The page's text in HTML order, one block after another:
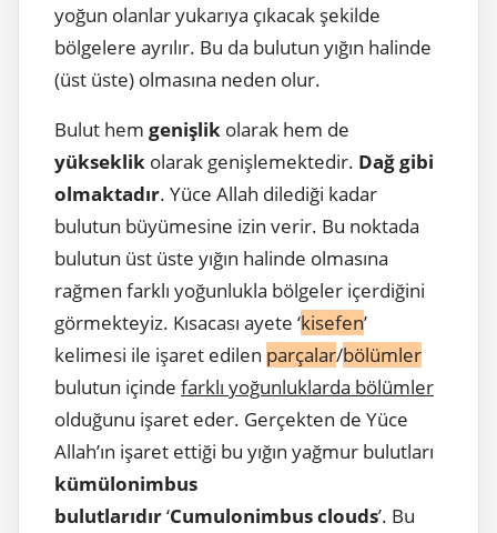
yoğun olanlar yukarıya çıkacak şekilde
bölgelere ayrılır. Bu da bulutun yığın halinde
(üst üste) olmasına neden olur.
Bulut hem genişlik olarak hem de
yükseklik olarak genişlemektedir. Dağ gibi
olmaktadır. Yüce Allah dilediği kadar
bulutun büyümesine izin verir. Bu noktada
bulutun üst üste yığın halinde olmasına
rağmen farklı yoğunlukla bölgeler içerdiğini
görmekteyiz. Kısacası ayete ‘kisefen’
kelimesi ile işaret edilen parçalar/bölümler
bulutun içinde farklı yoğunluklarda bölümler
olduğunu işaret eder. Gerçekten de Yüce
Allah’ın işaret ettiği bu yığın yağmur bulutları
kümülonimbus
bulutlarıdır‘Cumulonimbus clouds’. Bu